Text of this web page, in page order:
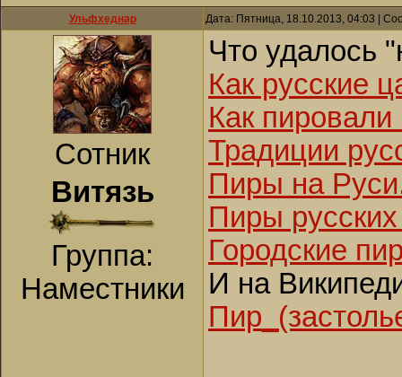
Ульфхеднар Дата: Пятница, 18.10.2013, 04:03 |
Сотник
Витязь
Группа:
Наместники
Что удалось
Как русские
Как
Традиции
Пиры на
Пиры
Городские
И на